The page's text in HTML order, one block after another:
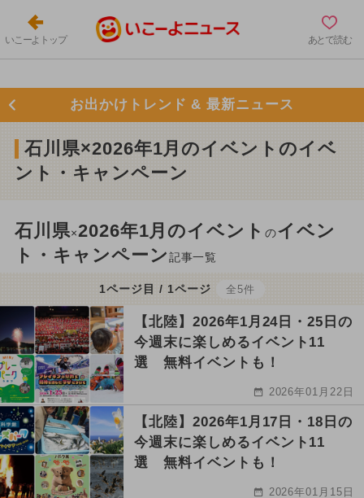
いこーよトップ あとで読む
お出かけトレンド & 最新ニュース
石川県×2026年1月のイベントのイベ
ント・キャンペーン
石川県×2026年1月のイベントのイベン
ト・キャンペーン記事一覧
1ページ目 / 1ページ 全5件
【北陸】2026年1月24日・25日の
今週末に楽しめるイベント11
選 無料イベントも！
2026年01月22日
【北陸】2026年1月17日・18日の
今週末に楽しめるイベント11
選 無料イベントも！
2026年01月15日